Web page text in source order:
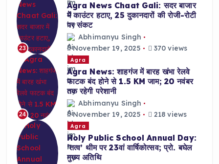
23
Agra News Chaat Gali: सदर बाजार
में काउंटर हटाए, 25 दुकानदारों की रोजी-रोटी
पर संकट
Abhimanyu Singh
November 19, 2025
370 views
24
Agra
Agra News: शाहगंज में बारह खंभा रेलवे
फाटक बंद होने से 1.5 KM जाम; 20 नवंबर
तक रहेगी परेशानी
Abhimanyu Singh
November 19, 2025
218 views
Agra
Holy Public School Annual Day:
‘तत्व’ थीम पर 23वां वार्षिकोत्सव; प्रो. बघेल
मुख्य अतिथि